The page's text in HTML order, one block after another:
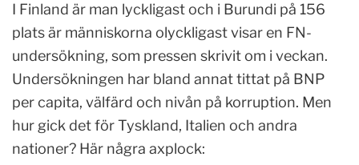
I Finland är man lyckligast och i Burundi på 156
plats är människorna olyckligast visar en FN-
undersökning, som pressen skrivit om i veckan.
Undersökningen har bland annat tittat på BNP
per capita, välfärd och nivån på korruption. Men
hur gick det för Tyskland, Italien och andra
nationer? Här några axplock: